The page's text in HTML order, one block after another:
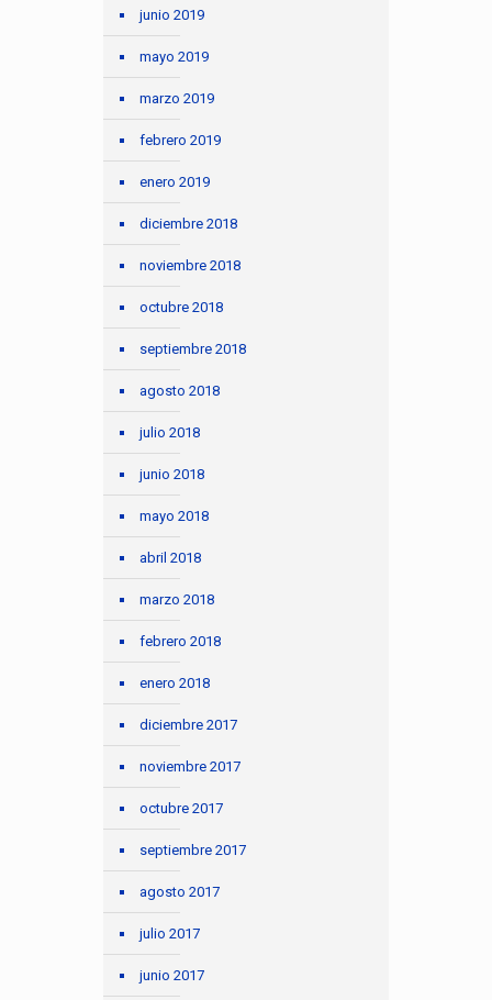
junio 2019
mayo 2019
marzo 2019
febrero 2019
enero 2019
diciembre 2018
noviembre 2018
octubre 2018
septiembre 2018
agosto 2018
julio 2018
junio 2018
mayo 2018
abril 2018
marzo 2018
febrero 2018
enero 2018
diciembre 2017
noviembre 2017
octubre 2017
septiembre 2017
agosto 2017
julio 2017
junio 2017